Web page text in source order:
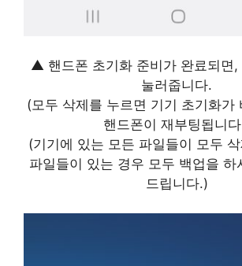
▲ 핸드폰 초기화 준비가 완료되면,
눌러줍니다.
(모두 삭제를 누르면 기기 초기화가
핸드폰이 재부팅됩니
(기기에 있는 모든 파일들이 모두
파일들이 있는 경우 모두 백업을 하
드립니다.)